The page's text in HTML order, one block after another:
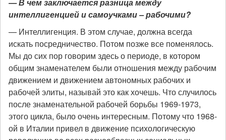
интеллигенцией и самоучками – рабочими?
— Интеллигенция. В этом случае, должна всегда
искать посредничество. Потом позже все поменялось.
Мы до сих пор говорим здесь о периоде, в котором
общим знаменателем были отношения между рабочим
движением и движением автономных рабочих и
рабочей элиты, называй это как хочешь. Что случилось
после знаменательной рабочей борьбы 1969-1973,
этого цикла, было очень интересным. Потому что 1968-
ой в Италии привел в движение психологическую